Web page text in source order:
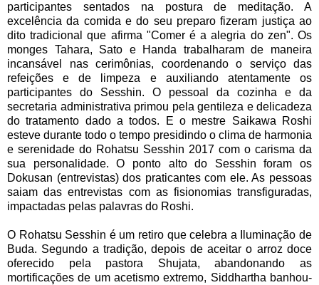
participantes sentados na postura de meditação. A
excelência da comida e do seu preparo fizeram justiça ao
dito tradicional que afirma "Comer é a alegria do zen". Os
monges Tahara, Sato e Handa trabalharam de maneira
incansável nas cerimônias, coordenando o serviço das
refeições e de limpeza e auxiliando atentamente os
participantes do Sesshin. O pessoal da cozinha e da
secretaria administrativa primou pela gentileza e delicadeza
do tratamento dado a todos. E o mestre Saikawa Roshi
esteve durante todo o tempo presidindo o clima de harmonia
e serenidade do Rohatsu Sesshin 2017 com o carisma da
sua personalidade. O ponto alto do Sesshin foram os
Dokusan (entrevistas) dos praticantes com ele. As pessoas
saiam das entrevistas com as fisionomias transfiguradas,
impactadas pelas palavras do Roshi.
O Rohatsu Sesshin é um retiro que celebra a Iluminação de
Buda. Segundo a tradição, depois de aceitar o arroz doce
oferecido pela pastora Shujata, abandonando as
mortificações de um acetismo extremo, Siddhartha banhou-